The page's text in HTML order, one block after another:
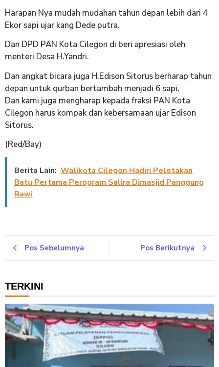
Harapan Nya mudah mudahan tahun depan lebih dari 4
Ekor sapi ujar kang Dede putra.
Dan DPD PAN Kota Cilegon di beri apresiasi oleh
menteri Desa H.Yandri.
Dan angkat bicara juga H.Edison Sitorus berharap tahun
depan untuk qurban bertambah menjadi 6 sapi,
Dan kami juga mengharap kepada fraksi PAN Kota
Cilegon harus kompak dan kebersamaan ujar Edison
Sitorus.
(Red/Bay)
Berita Lain: Walikota Cilegon Hadiri Peletakan
Batu Pertama Perogram Salira Dimasjid Panggung
Rawi
Pos Sebelumnya Pos Berikutnya
TERKINI